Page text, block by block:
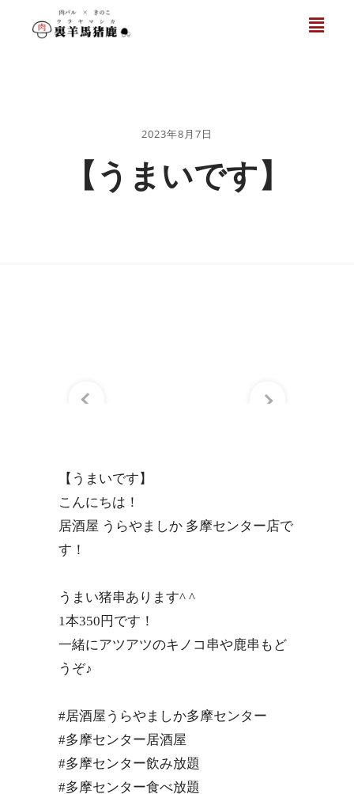
2023年8月7日
【うまいです】
【うまいです】
こんにちは！
居酒屋 うらやましか 多摩センター店で
す！
うまい猪串あります^ ^
1本350円です！
一緒にアツアツのキノコ串や鹿串もど
うぞ♪
#居酒屋うらやましか多摩センター
#多摩センター居酒屋
#多摩センター飲み放題
#多摩センター食べ放題